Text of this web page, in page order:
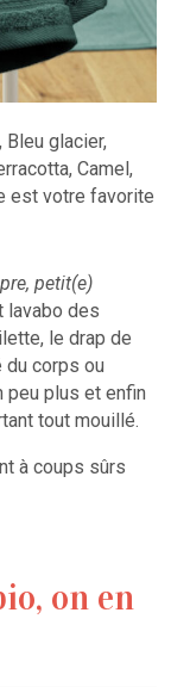
Bleu glacier,
Camel,
est votre favorite
petit(e)
lavabo des
le drap de
du corps ou
peu plus et enfin
tout mouillé.
à coups sûrs
on en